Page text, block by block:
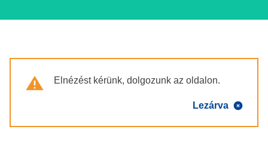
Lezárva
Warning
Elnézést kérünk, dolgozunk az oldalon.